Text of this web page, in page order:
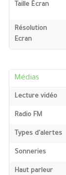
Taille Écran
Résolution
Ecran
Médias
Lecture vidéo
Radio FM
Types d'alertes
Sonneries
Haut parleur